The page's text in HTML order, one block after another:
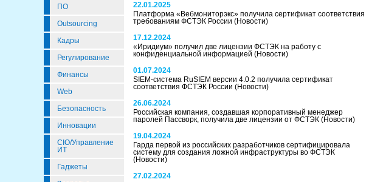
ПО
Outsourcing
Кадры
Регулирование
Финансы
Web
Безопасность
Инновации
CIO/Управление
ИТ
Гаджеты
22.01.2025
Платформа «Вебмониторэкс» получила сертификат соответствия
требованиям ФСТЭК России (Новости)
17.12.2024
«Иридиум» получил две лицензии ФСТЭК на работу с
конфиденциальной информацией (Новости)
01.07.2024
SIEM-система RuSIEM версии 4.0.2 получила сертификат
соответствия ФСТЭК России (Новости)
26.06.2024
Российская компания, создавшая корпоративный менеджер
паролей Пассворк, получила две лицензии от ФСТЭК (Новости)
19.04.2024
Гарда первой из российских разработчиков сертифицировала
систему для создания ложной инфраструктуры во ФСТЭК
(Новости)
27.02.2024